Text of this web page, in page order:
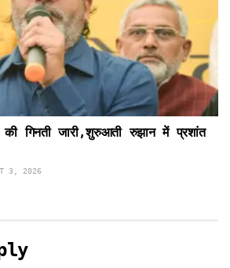
की गिनती जारी,शुरुआती रुझान में प्रशांत
3, 2026